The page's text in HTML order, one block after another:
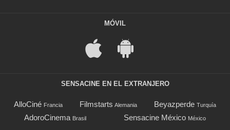
MÓVIL
SENSACINE EN EL EXTRANJERO
AlloCiné Francia Filmstarts Alemania Beyazperde Turquía
AdoroCinema Brasil Sensacine México México